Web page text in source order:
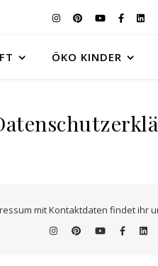
ÖKO KINDER
mit Kontaktdaten findet ihr